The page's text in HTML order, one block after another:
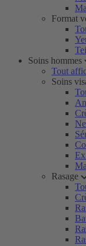
Format
Soins hommes
Tout
Soins
Rasage